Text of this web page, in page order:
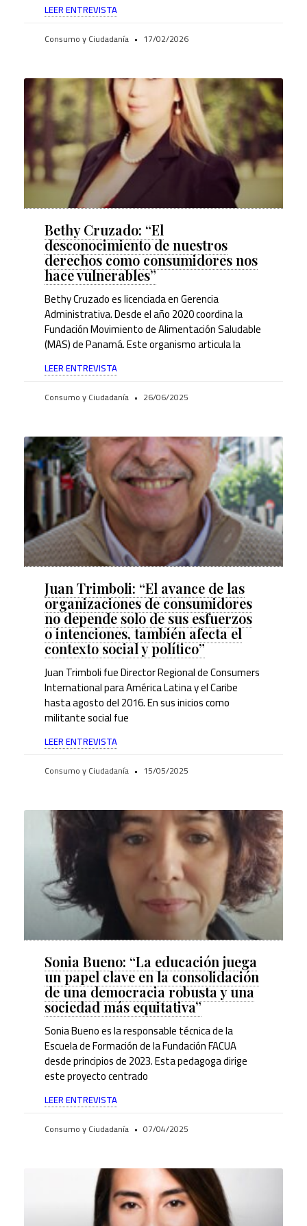
LEER ENTREVISTA
Consumo y Ciudadanía 17/02/2026
Bethy Cruzado: “El
desconocimiento de nuestros
derechos como consumidores nos
hace vulnerables”
Bethy Cruzado es licenciada en Gerencia
Administrativa. Desde el año 2020 coordina la
Fundación Movimiento de Alimentación Saludable
(MAS) de Panamá. Este organismo articula la
LEER ENTREVISTA
Consumo y Ciudadanía 26/06/2025
Juan Trimboli: “El avance de las
organizaciones de consumidores
no depende solo de sus esfuerzos
o intenciones, también afecta el
contexto social y político”
Juan Trimboli fue Director Regional de Consumers
International para América Latina y el Caribe
hasta agosto del 2016. En sus inicios como
militante social fue
LEER ENTREVISTA
Consumo y Ciudadanía 15/05/2025
Sonia Bueno: “La educación juega
un papel clave en la consolidación
de una democracia robusta y una
sociedad más equitativa”
Sonia Bueno es la responsable técnica de la
Escuela de Formación de la Fundación FACUA
desde principios de 2023. Esta pedagoga dirige
este proyecto centrado
LEER ENTREVISTA
Consumo y Ciudadanía 07/04/2025